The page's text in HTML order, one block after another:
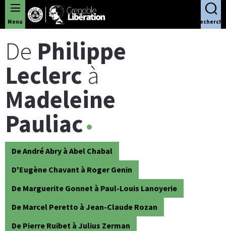
Panneau de gestion des cookies
Menu Recherche
De Philippe
Leclerc à
Madeleine
Pauliac
De André Abry à Abel Chabal
D'Eugène Chavant à Roger Genin
De Marguerite Gonnet à Paul-Louis Lanoyerie
De Marcel Peretto à Jean-Claude Rozan
De Pierre Ruibet à Julius Zerman